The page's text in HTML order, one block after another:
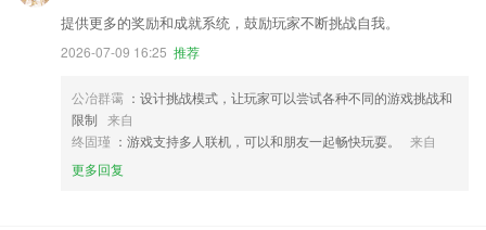
提供更多的奖励和成就系统，鼓励玩家不断挑战自我。
2026-07-09 16:25 推荐
公冶群霭 ：设计挑战模式，让玩家可以尝试各种不同的游戏挑战和
限制 来自
终固瑾 ：游戏支持多人联机，可以和朋友一起畅快玩耍。
来自
更多回复